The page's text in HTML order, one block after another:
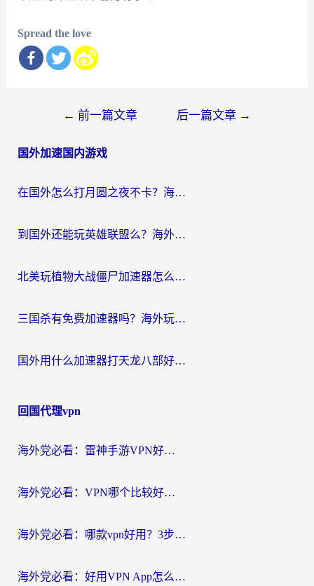
Spread the love
导
← 前一篇文章 后一篇文章 →
国外加速国内游戏
在国外怎么打月圆之夜不卡？海外玩家国服游戏加速终极指南（附巴西英国游戏适配方案）
到国外还能玩英雄联盟么？海外玩家国服游戏畅玩终极指南
北美玩植物大战僵尸加速器怎么选？2026海外党必看的国服游戏加速指南
三国杀有免费加速器吗？海外玩家国服畅玩终极指南（附泰国南非专属解决方案）
国外用什么加速器打天龙八部好？2026海外玩家国服游戏加速全攻略
回国代理vpn
海外党必看：雷神手游VPN好用吗？和天速回国VPN对比哪个回国效果更好？附实用加速器选择指南
海外党必看：VPN哪个比较好用？3分钟找到适合你的回国加速方案
海外党必看：哪款vpn好用？3步选对回国加速器，无缝刷剧玩游戏
海外党必看：好用VPN App怎么选？3步教你无缝访问国内资源